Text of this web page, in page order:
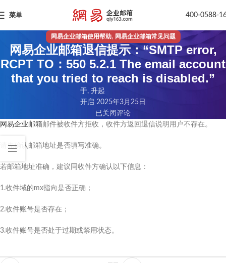
菜单 400-0588-
网易企业邮箱使用帮助, 网易企业邮箱常见问题
网易企业邮箱退信提示：“SMTP error,
RCPT TO：550 5.2.1 The email account
that you tried to reach is disabled.”
于, 升起
开启 2025年3月25日
已关闭评论
网易企业邮箱 邮件被收件方拒收，收件方返回退信说明用户不存在。
请先确认邮箱地址是否填写准确。
若邮箱地址准确，建议同收件方确认以下信息：
1.收件域的mx指向是否正确；
2.收件账号是否存在；
3.收件账号是否处于过期或禁用状态。